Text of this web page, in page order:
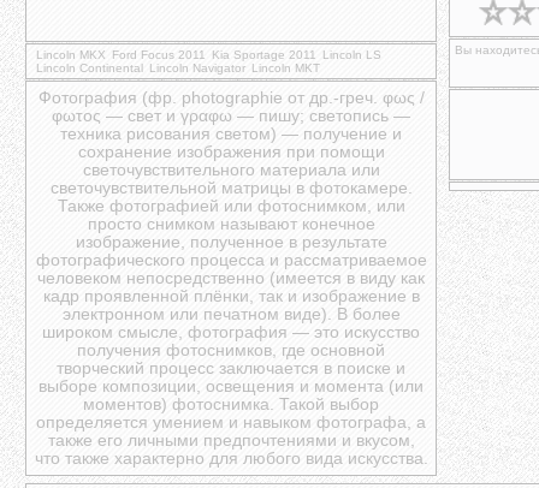
Lincoln MKX Ford Focus 2011 Kia Sportage 2011
Lincoln LS
Lincoln Continental Lincoln Navigator Lincoln MKT
Фотография (фр. photographie от др.-греч. φως /
φωτος — свет и γραφω — пишу; светопись —
техника рисования светом) — получение и
сохранение изображения при помощи
светочувствительного материала или
светочувствительной матрицы в фотокамере.
Также фотографией или фотоснимком, или
просто снимком называют конечное
изображение, полученное в результате
фотографического процесса и рассматриваемое
человеком непосредственно (имеется в виду как
кадр проявленной плёнки, так и изображение в
электронном или печатном виде). В более
широком смысле, фотография — это искусство
получения фотоснимков, где основной
творческий процесс заключается в поиске и
выборе композиции, освещения и момента (или
моментов) фотоснимка. Такой выбор
определяется умением и навыком фотографа, а
также его личными предпочтениями и вкусом,
что также характерно для любого вида искусства.
Вы